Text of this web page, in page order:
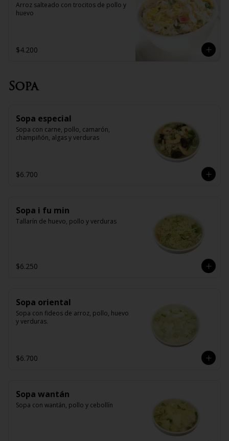
Arroz salteado con trocitos de pollo y
huevo
$4.200
Sopa
Sopa especial
Sopa con carne, pollo, camarón,
champiñón, algas y verduras
$6.700
Sopa i fu min
Tallarín de huevo, pollo y verduras
$6.250
Sopa oriental
Sopa con fideos de arroz, pollo, huevo
y verduras.
$6.700
Sopa wantán
Sopa con wantán, pollo y cebollín